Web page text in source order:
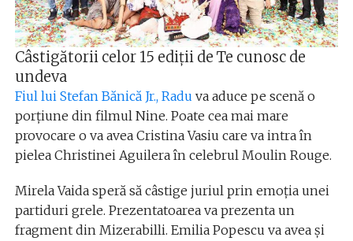
Câstigătorii celor 15 ediții de Te cunosc de
undeva
Fiul lui Stefan Bănică Jr., Radu va aduce pe scenă o
porțiune din filmul Nine. Poate cea mai mare
provocare o va avea Cristina Vasiu care va intra în
pielea Christinei Aguilera în celebrul Moulin Rouge.
Mirela Vaida speră să câstige juriul prin emoția unei
partiduri grele. Prezentatoarea va prezenta un
fragment din Mizerabilli. Emilia Popescu va avea şi